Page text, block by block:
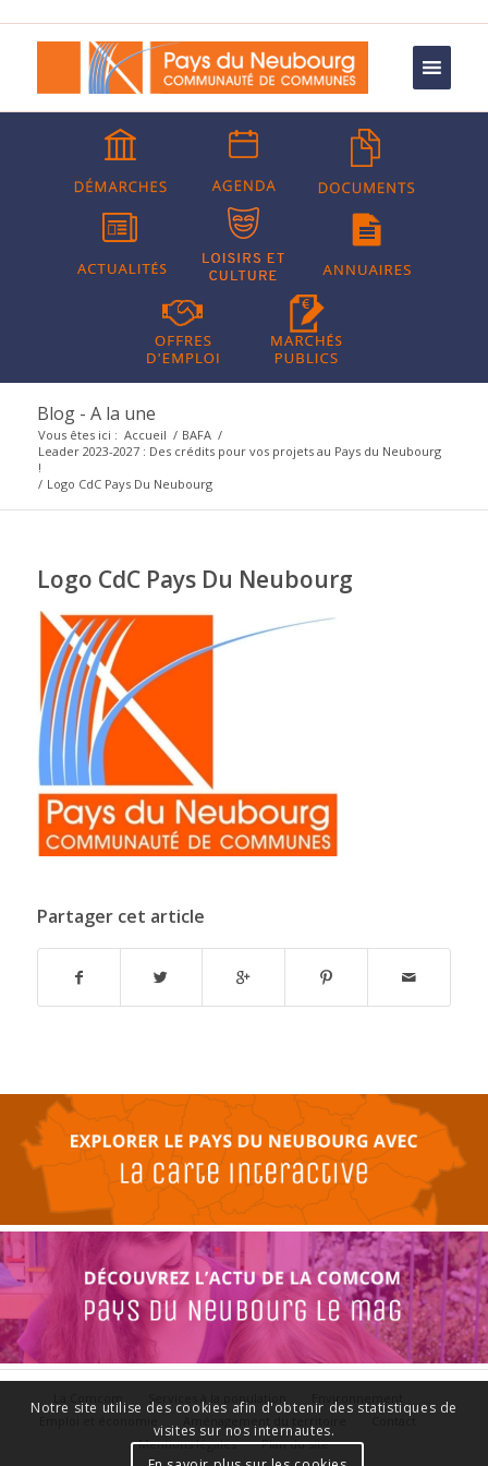
Blog - A la une
Vous êtes ici : Accueil / BAFA /
Leader 2023-2027 : Des crédits pour vos projets au Pays du Neubourg
!
/ Logo CdC Pays Du Neubourg
Logo CdC Pays Du Neubourg
Partager cet article
Contact
Mentions légales
Plan du site
Notre site utilise des cookies afin d'obtenir des statistiques de
visites sur nos internautes.